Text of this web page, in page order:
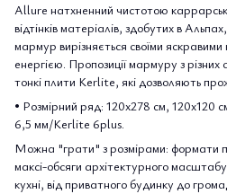
Allure натхненний чистотою
відтінків матеріалів, здобутих в
мармур вирізняється своїми
енергією. Пропозиції мармуру з різних
тонкі плити Kerlite, які дозволяють
• Розмірний ряд: 120х278 см, 120х120
6,5 мм/Kerlite 6plus.
Можна "грати" з розмірами: формати
максі-обсяги архітектурного
кухні, від приватного будинку до